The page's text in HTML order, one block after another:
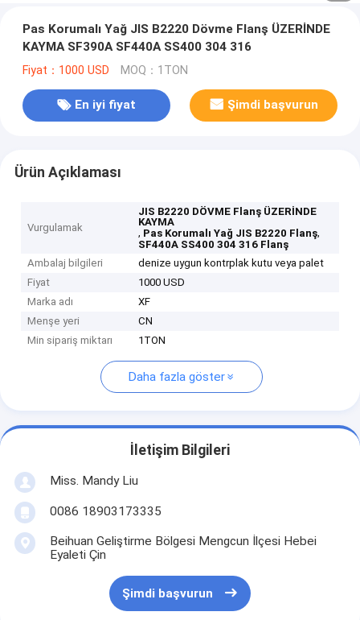
Pas Korumalı Yağ JIS B2220 Dövme Flanş ÜZERİNDE
KAYMA SF390A SF440A SS400 304 316
Fiyat：1000 USD MOQ：1TON
En iyi fiyat Şimdi başvurun
Ürün Açıklaması
Vurgulamak
JIS B2220 DÖVME Flanş ÜZERİNDE
KAYMA
, Pas Korumalı Yağ JIS B2220 Flanş,
SF440A SS400 304 316 Flanş
Ambalaj bilgileri
denize uygun kontrplak kutu veya palet
Fiyat
1000 USD
Marka adı
XF
Menşe yeri
CN
Min sipariş miktarı
1TON
Daha fazla göster
İletişim Bilgileri
Miss. Mandy Liu
0086 18903173335
Beihuan Geliştirme Bölgesi Mengcun İlçesi Hebei
Eyaleti Çin
Şimdi başvurun